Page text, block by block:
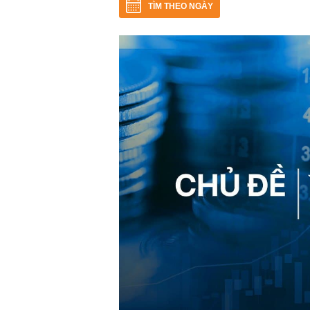
TÌM THEO NGÀY